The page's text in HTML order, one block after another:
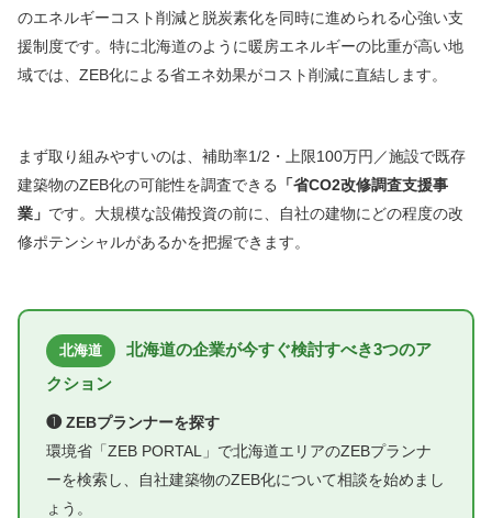
のエネルギーコスト削減と脱炭素化を同時に進められる心強い支
援制度です。特に北海道のように暖房エネルギーの比重が高い地
域では、ZEB化による省エネ効果がコスト削減に直結します。
まず取り組みやすいのは、補助率1/2・上限100万円／施設で既存
建築物のZEB化の可能性を調査できる
「省CO2改修調査支援事
業」 です。大規模な設備投資の前に、自社の建物にどの程度の改
修ポテンシャルがあるかを把握できます。
北海道
北海道の企業が今すぐ検討すべき3つのア
クション
❶ ZEBプランナーを探す
環境省「ZEB PORTAL」で北海道エリアのZEBプランナ
ーを検索し、自社建築物のZEB化について相談を始めまし
ょう。